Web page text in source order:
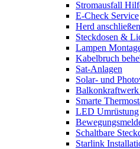
Stromausfall
E-Check Service
Herd anschließen
Steckdosen &
Lampen
Kabelbruch
Sat-Anlagen
Solar- und
Balkonkraftwerk
Smarte
LED Umrüstung
Schaltbare
Starlink